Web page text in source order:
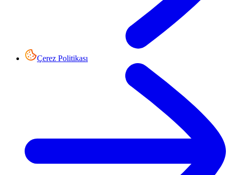
Çerez Politikası